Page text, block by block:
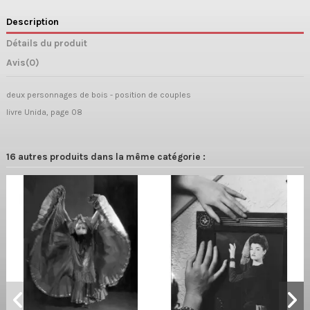
Description
Détails du produit
Avis(0)
deux personnages de bois - position de couples
livre Unida, page 08
16 autres produits dans la même catégorie :